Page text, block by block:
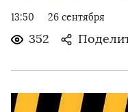
13:50 26 сентября
352